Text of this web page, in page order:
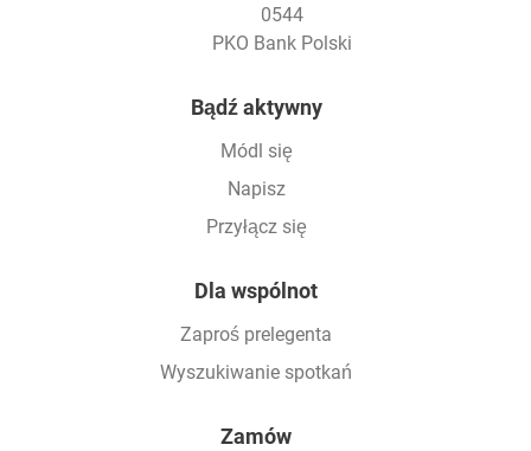
0544
PKO Bank Polski
Bądź aktywny
Módl się
Napisz
Przyłącz się
Dla wspólnot
Zaproś prelegenta
Wyszukiwanie spotkań
Zamów